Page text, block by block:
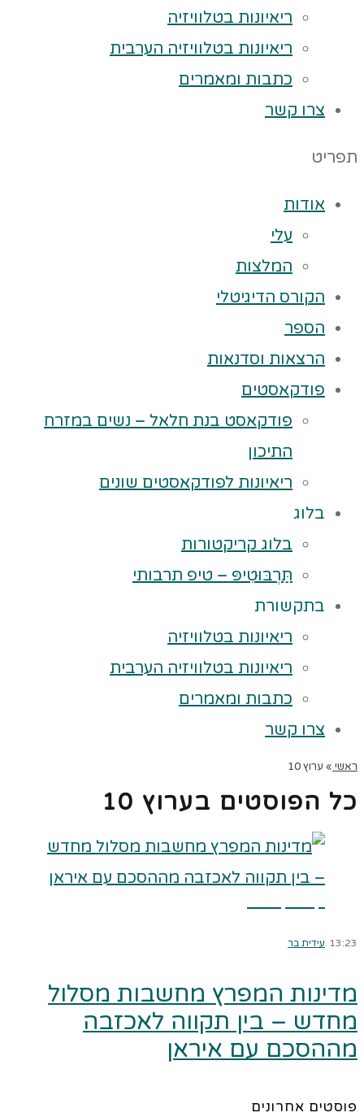
ריאיונות בטלוויזיה
ריאיונות בטלוויזיה הערבית
כתבות ומאמרים
צרו קשר
תפריט
אודות
עלי
המלצות
הקורס הדיגיטלי
הספר
הרצאות וסדנאות
פודקאסטים
פודקאסט בנת חלאל – נשים במזרח
התיכון
ריאיונות לפודקאסטים שונים
בלוג
בלוג קריקטורות
תַּרְבּוּטִיפּ – טיפ תרבותי
בתקשורת
ריאיונות בטלוויזיה
ריאיונות בטלוויזיה הערבית
כתבות ומאמרים
צרו קשר
ראשי » ערוץ 10
כל הפוסטים בערוץ 10
13:23 עידית בר
מדינות המפרץ מחשבות מסלול
מחדש – בין תקווה לאכזבה
מההסכם עם איראן
פוסטים אחרונים